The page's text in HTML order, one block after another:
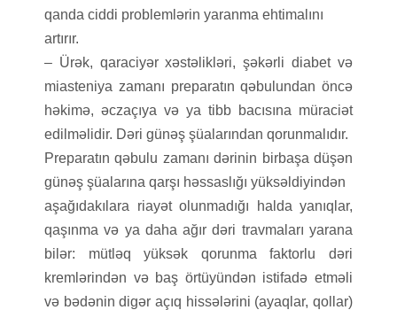
qanda ciddi problemlərin yaranma ehtimalını
artırır.
– Ürək, qaraciyər xəstəlikləri, şəkərli diabet və
miasteniya zamanı preparatın qəbulundan öncə
həkimə, əczaçıya və ya tibb bacısına müraciət
edilməlidir. Dəri günəş şüalarından qorunmalıdır.
Preparatın qəbulu zamanı dərinin birbaşa düşən
günəş şüalarına qarşı həssaslığı yüksəldiyindən
aşağıdakılara riayət olunmadığı halda yanıqlar,
qaşınma və ya daha ağır dəri travmaları yarana
bilər: mütləq yüksək qorunma faktorlu dəri
kremlərindən və baş örtüyündən istifadə etməli
və bədənin digər açıq hissələrini (ayaqlar, qollar)